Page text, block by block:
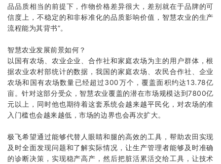
品品质相当的前提下，作物价格差异很大，差别就在于品牌的可
信度上，不稳定的和非标准化的品质影响价值，智慧农业的生产
流程能为其背书”。
智慧农业发展前景如何？
以国有农场、农业企业、合作社和家庭农场为主的用户群体，根
据农业农村部统计的数据，我国的家庭农场、农民合作社、企业
农场和国有农场数量已经超过300万个，覆盖面积约达13.78亿
亩。针对这部分受众，智慧农业覆盖的潜在市场规模达到7800亿
元以上，同时他也期待着这套系统会越来越平民化，对农场的准
入门槛也会越来越低，市场的边界也会再次扩大。
极飞希望通过能够代替人眼睛和腿的高效的工具，帮助农田实现
及时全面发现问题和了解实际情况，让生产管理者能够及时准确
的诊断决策，实现稳产高产，然后把脏活累活交给工具，让技术